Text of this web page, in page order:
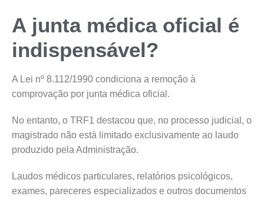
A junta médica oficial é
indispensável?
A Lei nº 8.112/1990 condiciona a remoção à
comprovação por junta médica oficial.
No entanto, o TRF1 destacou que, no processo judicial, o
magistrado não está limitado exclusivamente ao laudo
produzido pela Administração.
Laudos médicos particulares, relatórios psicológicos,
exames, pareceres especializados e outros documentos